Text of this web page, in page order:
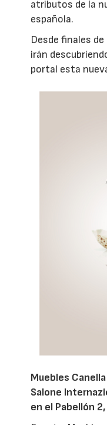
atributos de la
española.
Desde finales
irán
portal esta
Muebles
Salone
en el Pabellón